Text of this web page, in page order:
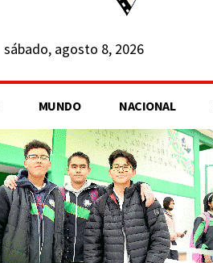
sábado, agosto 8, 2026
MUNDO NACIONAL